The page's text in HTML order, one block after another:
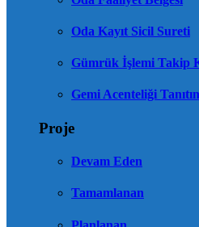
Oda Kayıt Sicil Sureti
Gümrük İşlemi Takip
Gemi Acenteliği
Proje
Devam Eden
Tamamlanan